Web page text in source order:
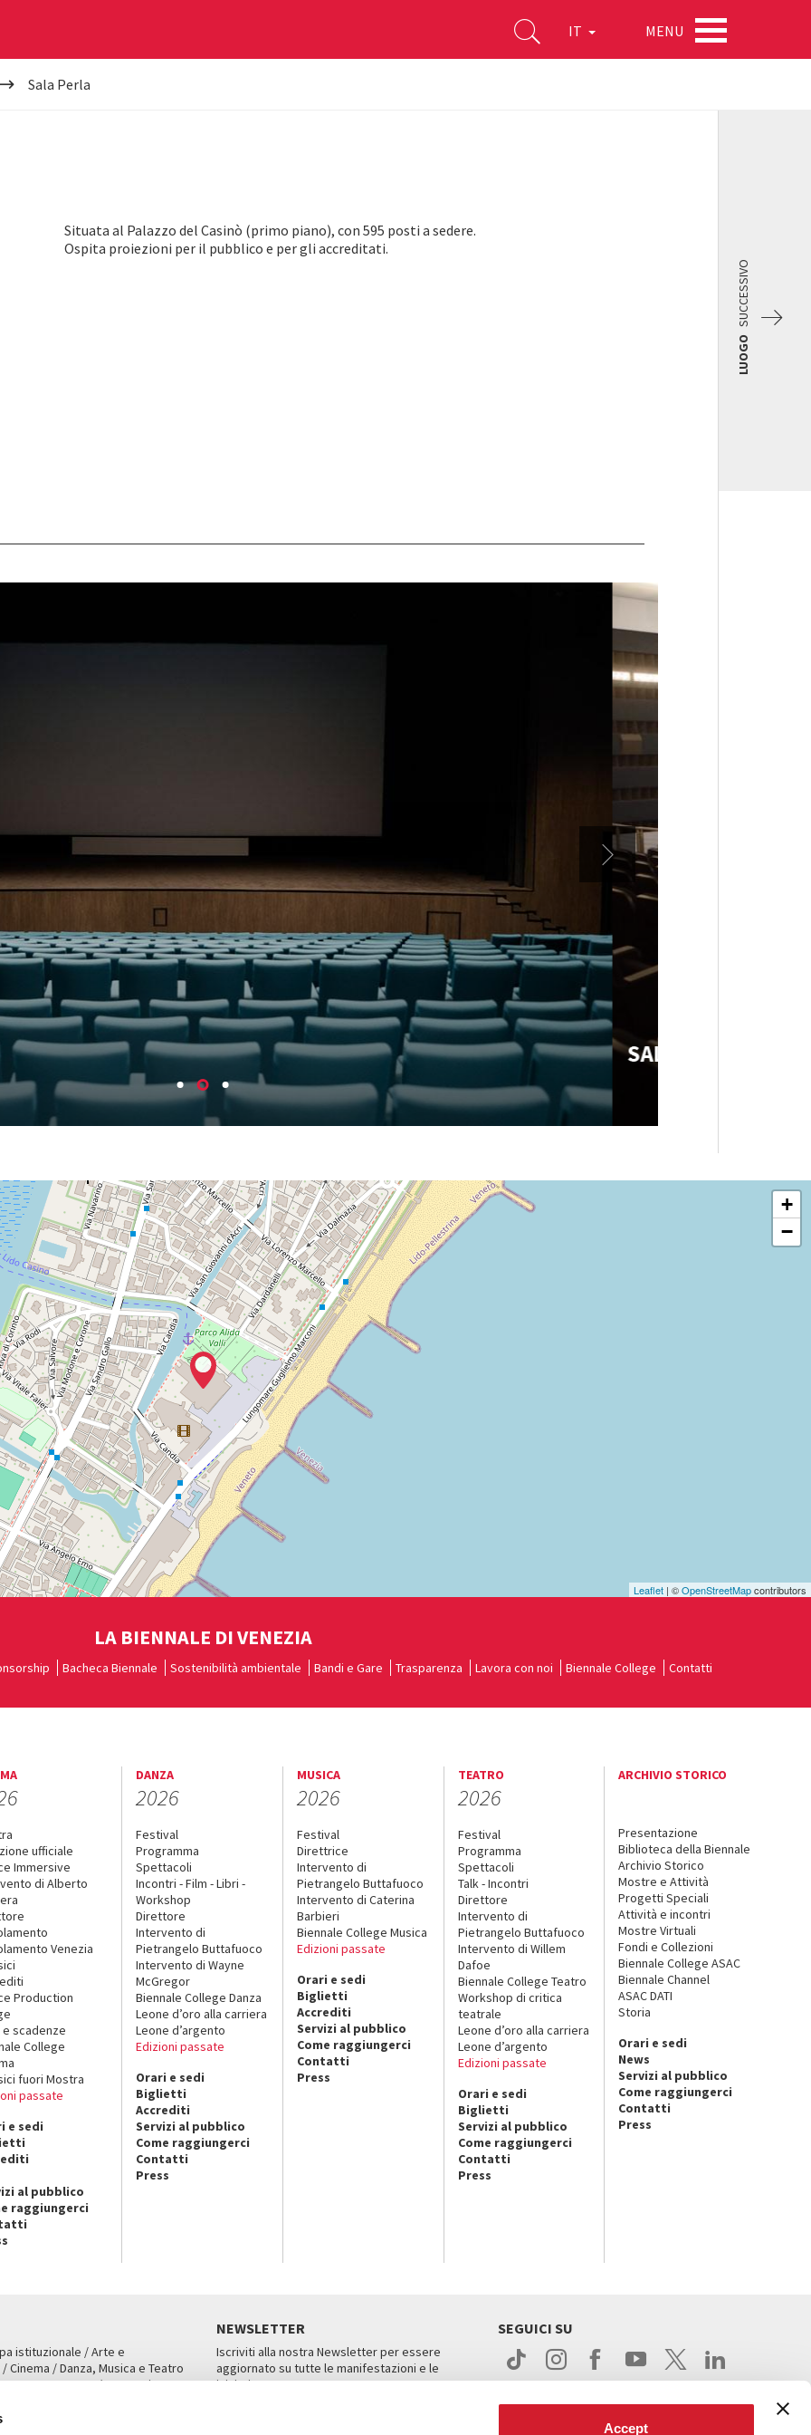
Accept
IT MENU
Sala Perla
Situata al Palazzo del Casinò (primo piano), con 595 posti a sedere.
Ospita proiezioni per il pubblico e per gli accreditati.
LUOGO
SUCCESSIVO
+
−
Leaflet | ©OpenStreetMapcontributors
LA BIENNALE DI VENEZIA
Bacheca Biennale Sostenibilità ambientale Bandi e Gare Trasparenza Lavora con noi Biennale College Contatti
ufficiale
Immersive
di Alberto
Venezia
Production
e scadenze
College
fuori Mostra
passate
e sedi
al pubblico
raggiungerci
DANZA
2026
Festival
Programma
Spettacoli
Incontri - Film - Libri -
Workshop
Direttore
Intervento di
Pietrangelo Buttafuoco
Intervento di Wayne
McGregor
Biennale College Danza
Leone d’oro alla carriera
Leone d’argento
Edizioni passate
Orari e sedi
Biglietti
Accrediti
Servizi al pubblico
Come raggiungerci
Contatti
Press
MUSICA
2026
Festival
Direttrice
Intervento di
Pietrangelo Buttafuoco
Intervento di Caterina
Barbieri
Biennale College Musica
Edizioni passate
Orari e sedi
Biglietti
Accrediti
Servizi al pubblico
Come raggiungerci
Contatti
Press
TEATRO
2026
Festival
Programma
Spettacoli
Talk - Incontri
Direttore
Intervento di
Pietrangelo Buttafuoco
Intervento di Willem
Dafoe
Biennale College Teatro
Workshop di critica
teatrale
Leone d’oro alla carriera
Leone d’argento
Edizioni passate
Orari e sedi
Biglietti
Servizi al pubblico
Come raggiungerci
Contatti
Press
ARCHIVIO STORICO
Presentazione
Biblioteca della Biennale
Archivio Storico
Mostre e Attività
Progetti Speciali
Attività e incontri
Mostre Virtuali
Fondi e Collezioni
Biennale College ASAC
Biennale Channel
ASAC DATI
Storia
Orari e sedi
News
Servizi al pubblico
Come raggiungerci
Contatti
Press
istituzionale / Arte e
Cinema / Danza, Musica e Teatro
San Marco 1364/A, Venezia
NEWSLETTER
Iscriviti alla nostra Newsletter per essere
aggiornato su tutte le manifestazioni e le
iniziative.
SEGUICI SU